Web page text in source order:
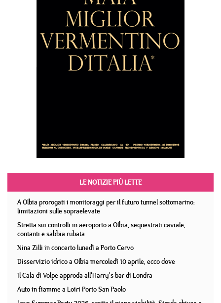
LE NOTIZIE PIÙ LETTE
A Olbia prorogati i monitoraggi per il futuro tunnel sottomarino:
limitazioni sulle sopraelevate
Stretta sui controlli in aeroporto a Olbia, sequestrati caviale,
contanti e sabbia rubata
Nina Zilli in concerto lunedì a Porto Cervo
Disservizio idrico a Olbia mercoledì 10 aprile, ecco dove
Il Cala di Volpe approda all'Harry's bar di Londra
Auto in fiamme a Loiri Porto San Paolo